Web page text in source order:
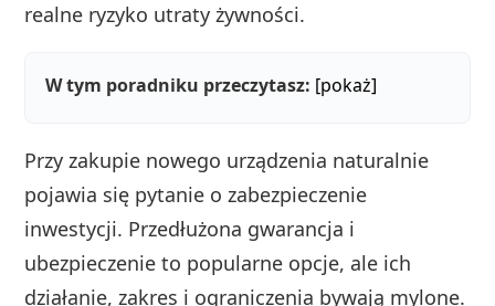
realne ryzyko utraty żywności.
W tym poradniku przeczytasz: [pokaż]
Przy zakupie nowego urządzenia naturalnie
pojawia się pytanie o zabezpieczenie
inwestycji. Przedłużona gwarancja i
ubezpieczenie to popularne opcje, ale ich
działanie, zakres i ograniczenia bywają mylone.